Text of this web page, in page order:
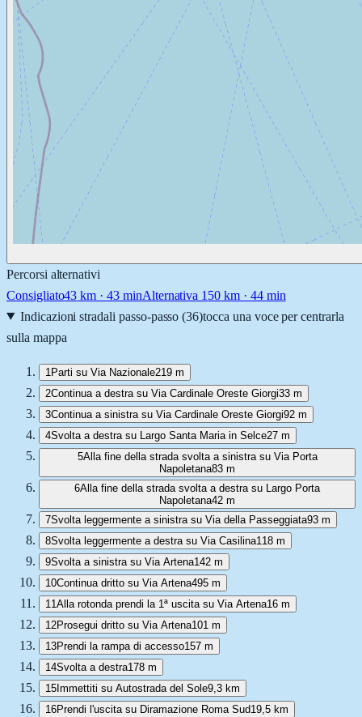
Percorsi alternativi
Consigliato43 km ·43 minAlternativa 1 50 km · 44 min
Indicazioni stradali passo-passo (36)tocca una voce per centrarla
sulla mappa
1 Parti su Via Nazionale219 m
2Continua a destra su Via Cardinale Oreste Giorgi33 m
3Continua a sinistra su Via Cardinale Oreste Giorgi92 m
4Svolta a destra su Largo Santa Maria in Selce27 m
5Alla fine della strada svolta a sinistra su Via Porta
Napoletana83 m
6Alla fine della strada svolta a destra su Largo Porta
Napoletana42 m
7Svolta leggermente a sinistra su Via della Passeggiata93 m
8Svolta leggermente a destra su Via Casilina118 m
9Svolta a sinistra su Via Artena142 m
10Continua dritto su Via Artena495 m
11Alla rotonda prendi la 1ª uscita su Via Artena16 m
12Prosegui dritto su Via Artena101 m
13Prendi la rampa di accesso157 m
14Svolta a destra178 m
15Immettiti su Autostrada del Sole9,3 km
16Prendi l'uscita su Diramazione Roma Sud19,5 km